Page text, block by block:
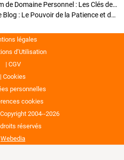
Pourquoi Investir dans un Nom de Domaine Personnel : Les Clés de la Réussite de Votre Blog
Comment Faire Émerger Votre Blog : Le Pouvoir de la Patience et de la Persévérance
légales
d’Utilisation
CGV
Cookies
personnelles
cookies
2004--2026
réservés
Webedia